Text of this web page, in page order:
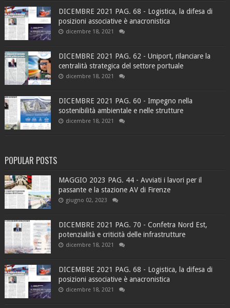
DICEMBRE 2021 PAG. 68 - Logistica, la difesa di
posizioni associative è anacronistica
dicembre 18, 2021
DICEMBRE 2021 PAG. 62 - Uniport, rilanciare la
centralità strategica del settore portuale
dicembre 18, 2021
DICEMBRE 2021 PAG. 60 - Impegno nella
sostenibilità ambientale e nelle strutture
dicembre 18, 2021
POPULAR POSTS
MAGGIO 2023 PAG. 44 - Avviati i lavori per il
passante e la stazione AV di Firenze
giugno 02, 2023
DICEMBRE 2021 PAG. 70 - Confetra Nord Est,
potenzialità e criticità delle infrastrutture
dicembre 18, 2021
DICEMBRE 2021 PAG. 68 - Logistica, la difesa di
posizioni associative è anacronistica
dicembre 18, 2021